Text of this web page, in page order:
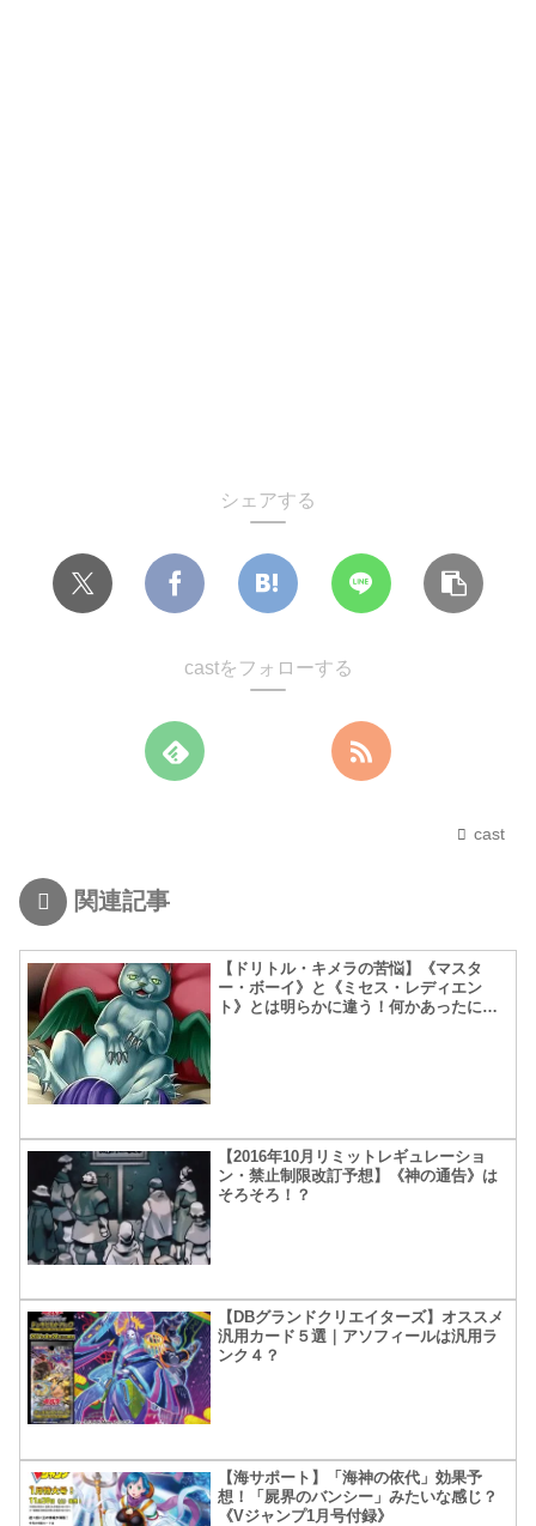
シェアする
castをフォローする
cast
関連記事
【ドリトル・キメラの苦悩】《マスタ
ー・ボーイ》と《ミセス・レディエン
ト》とは明らかに違う！何かあったに違
【2016年10月リミットレギュレーショ
ン・禁止制限改訂予想】《神の通告》は
そろそろ！？
【DBグランドクリエイターズ】オススメ
汎用カード５選｜アソフィールは汎用ラ
ンク４？
【海サポート】「海神の依代」効果予
想！「屍界のバンシー」みたいな感じ？
《Vジャンプ1月号付録》